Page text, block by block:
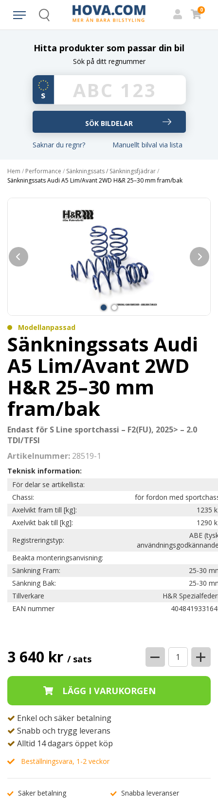
Search
0
Hitta produkter som passar din bil
Sök på ditt regnummer
Saknar du regnr? Manuellt bilval via lista
Hem / Performance / Sänkningssats / Sänkningsfjädrar/
Sänkningssats Audi A5 Lim/Avant 2WD H&R 25–30 mm fram/bak
Modellanpassad
Sänkningssats Audi
A5 Lim/Avant 2WD
H&R 25–30 mm
fram/bak
Endast för S Line sportchassi – F2(FU), 2025> – 2.0
TDI/TFSI
Artikelnummer: 28519-1
Teknisk information:
För delar se artikellista:
Chassi:
för fordon med
Axelvikt fram till [kg]:
1235
Axelvikt bak till [kg]:
1290
Registreringstyp:
ABE
Beakta monteringsanvisning:
Sänkning Fram:
25-30
Sänkning Bak:
25-30
Tillverkare
H&R
EAN nummer
3 640 kr / sats − +
Enkel och säker betalning
Snabb och trygg leverans
Alltid 14 dagars öppet köp
Beställningsvara, 1-2 veckor
Säker betalning
Snabba leveranser